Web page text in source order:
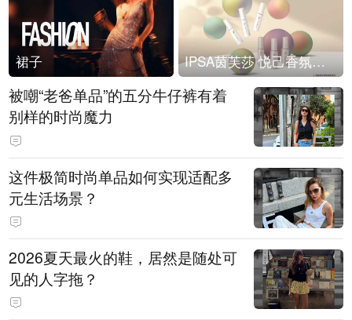
裙子 IPSA茵芙莎 悦己香氛凝露上市
被嘲“老爸单品”的五分牛仔裤有着
别样的时尚魔力
这件极简时尚单品如何实现适配多
元生活场景？
2026夏天最火的鞋，居然是随处可
见的人字拖？